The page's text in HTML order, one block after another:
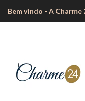
Bem vindo - A